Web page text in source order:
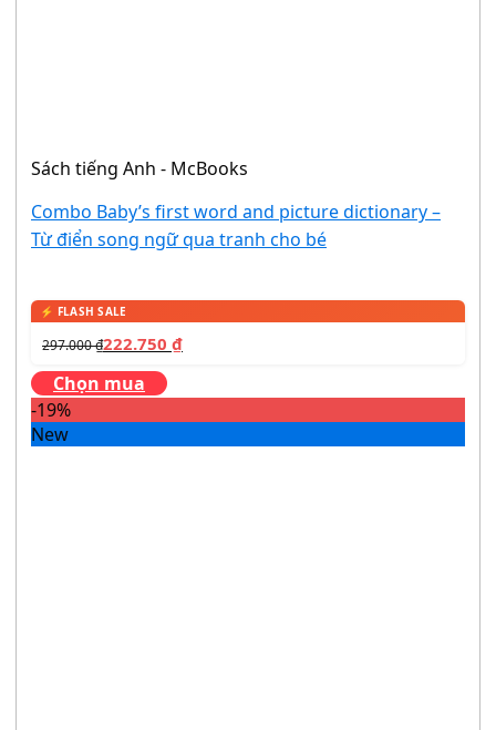
Sách tiếng Anh - McBooks
Combo Baby’s first word and picture dictionary –
Từ điển song ngữ qua tranh cho bé
297.000₫222.750 ₫
Chọn mua
-19%
New